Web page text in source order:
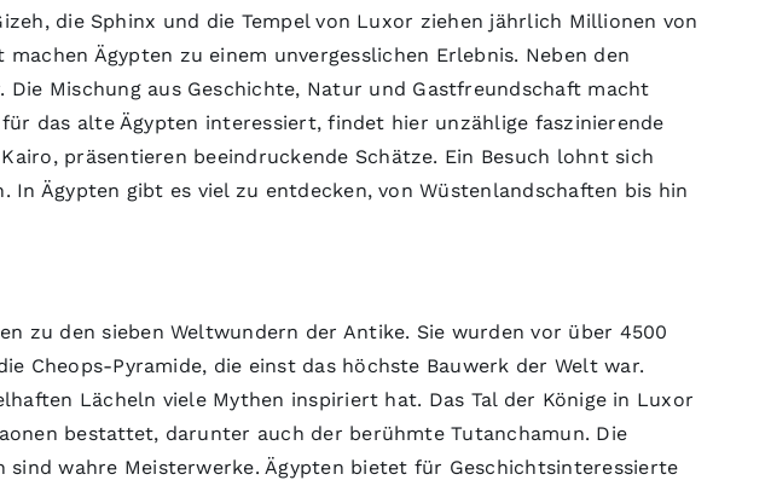
die Sphinx und die Tempel von Luxor ziehen jährlich Millionen von
Ägypten zu einem unvergesslichen Erlebnis. Neben den
Mischung aus Geschichte, Natur und Gastfreundschaft macht
das alte Ägypten interessiert, findet hier unzählige faszinierende
präsentieren beeindruckende Schätze. Ein Besuch lohnt sich
Ägypten gibt es viel zu entdecken, von Wüstenlandschaften bis hin
zu den sieben Weltwundern der Antike. Sie wurden vor über 4500
Cheops-Pyramide, die einst das höchste Bauwerk der Welt war.
Lächeln viele Mythen inspiriert hat. Das Tal der Könige in Luxor
bestattet, darunter auch der berühmte Tutanchamun. Die
wahre Meisterwerke. Ägypten bietet für Geschichtsinteressierte